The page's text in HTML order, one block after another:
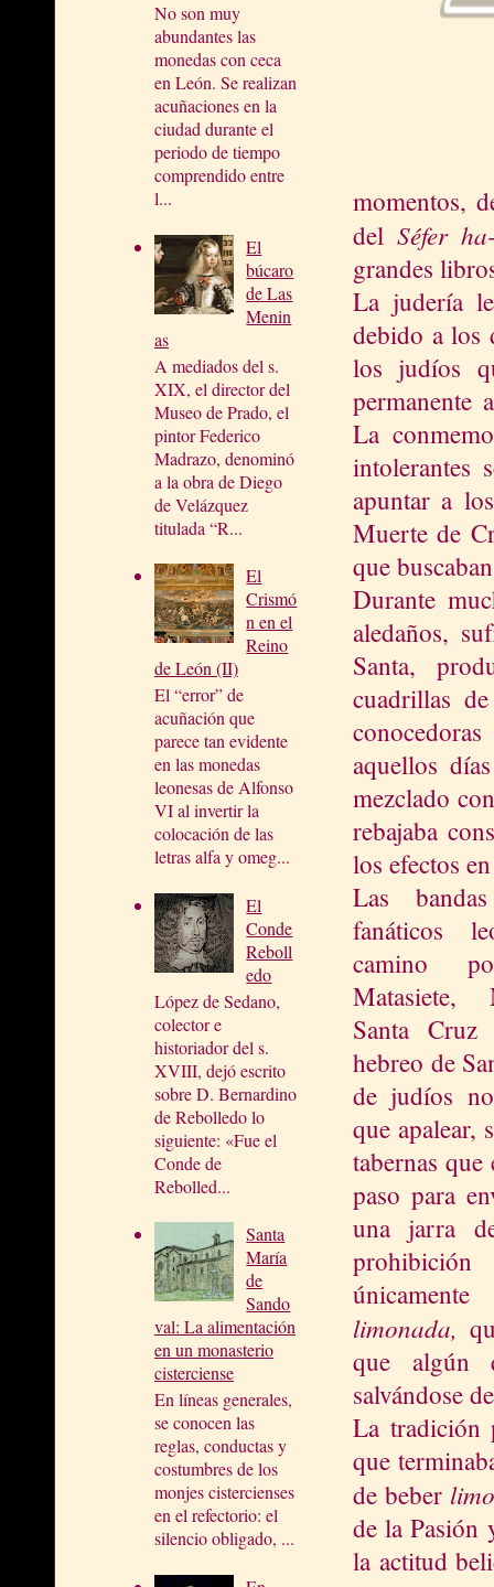
No son muy
abundantes las
monedas con ceca
en León. Se realizan
acuñaciones en la
ciudad durante el
periodo de tiempo
comprendido entre
l...
El
búcaro
de Las
Menin
as
A mediados del s.
XIX, el director del
Museo de Prado, el
pintor Federico
Madrazo, denominó
a la obra de Diego
de Velázquez
titulada “R...
El
Crismó
n en el
Reino
de León (II)
El “error” de
acuñación que
parece tan evidente
en las monedas
leonesas de Alfonso
VI al invertir la
colocación de las
letras alfa y omeg...
El
Conde
Reboll
edo
López de Sedano,
colector e
historiador del s.
XVIII, dejó escrito
sobre D. Bernardino
de Rebolledo lo
siguiente: «Fue el
Conde de
Rebolled...
Santa
María
de
Sando
val: La alimentación
en un monasterio
cisterciense
En líneas generales,
se conocen las
reglas, conductas y
costumbres de los
monjes cistercienses
en el refectorio: el
silencio obligado, ...
momentos,
delSéfer
grandes
La judería
debido a los
los judíos
permanente
La
intolerantes
apuntar a
Muerte de
que
Durante
aledaños,
Santa,
cuadrillas
aquellos
mezclado
rebajaba
los efectos
Las
fanáticos
camino
Matasiete,
Santa
hebreo de
de judíos
que apalear,
tabernas que
paso para
una jarra
limonada,
que algún
salvándose
La tradición
que
de beber
de la Pasión
la actitud